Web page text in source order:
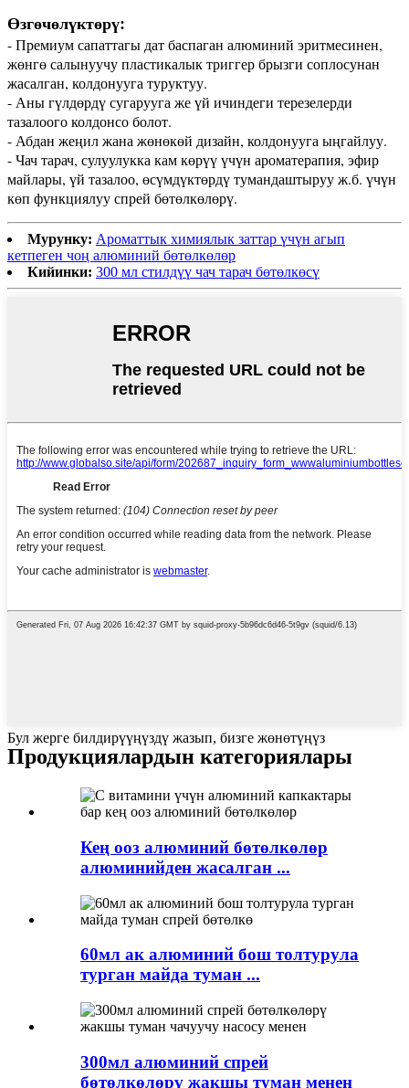
Өзгөчөлүктөрү:
- Премиум сапаттагы дат баспаган алюминий эритмесинен,
жөнгө салынуучу пластикалык триггер брызги соплосунан
жасалган, колдонууга туруктуу.
- Аны гүлдөрдү сугарууга же үй ичиндеги терезелерди
тазалоого колдонсо болот.
- Абдан жеңил жана жөнөкөй дизайн, колдонууга ыңгайлуу.
- Чач тарач, сулуулукка кам көрүү үчүн ароматерапия, эфир
майлары, үй тазалоо, өсүмдүктөрдү тумандаштыруу ж.б. үчүн
көп функциялуу спрей бөтөлкөлөрү.
Мурунку: Ароматтык химиялык заттар үчүн агып
кетпеген чоң алюминий бөтөлкөлөр
Кийинки: 300 мл стилдүү чач тарач бөтөлкөсү
Бул жерге билдирүүңүздү жазып, бизге жөнөтүңүз
Продукциялардын категориялары
Кең ооз алюминий бөтөлкөлөр
алюминийден жасалган ...
60мл ак алюминий бош толтурула
турган майда туман ...
300мл алюминий спрей
бөтөлкөлөрү жакшы туман менен